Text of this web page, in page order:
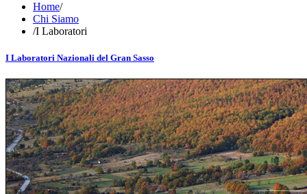
Home/
Chi Siamo
/I Laboratori
I Laboratori Nazionali del Gran Sasso